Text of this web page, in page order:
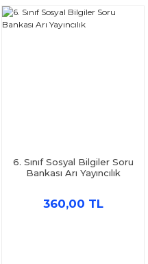
6. Sınıf Sosyal Bilgiler Soru
Bankası Arı Yayıncılık
360,00 TL